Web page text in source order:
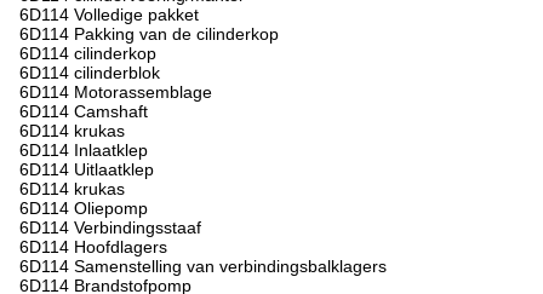
6D114 Volledige pakket
6D114 Pakking van de cilinderkop
6D114 cilinderkop
6D114 cilinderblok
6D114 Motorassemblage
6D114 Camshaft
6D114 krukas
6D114 Inlaatklep
6D114 Uitlaatklep
6D114 krukas
6D114 Oliepomp
6D114 Verbindingsstaaf
6D114 Hoofdlagers
6D114 Samenstelling van verbindingsbalklagers
6D114 Brandstofpomp